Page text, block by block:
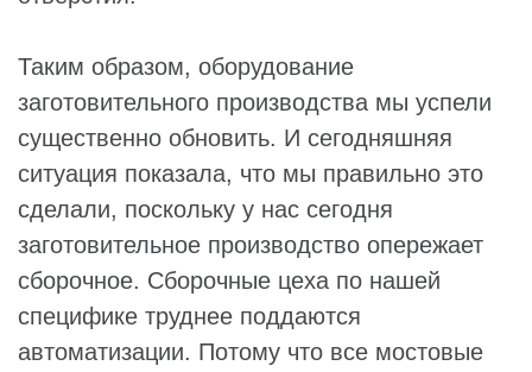
Таким образом, оборудование
заготовительного производства мы успели
существенно обновить. И сегодняшняя
ситуация показала, что мы правильно это
сделали, поскольку у нас сегодня
заготовительное производство опережает
сборочное. Сборочные цеха по нашей
специфике труднее поддаются
автоматизации. Потому что все мостовые